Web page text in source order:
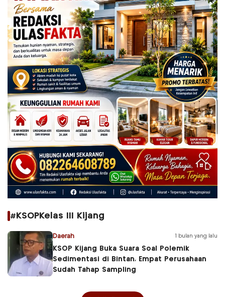
#KSOPKelas III Kijang
Daerah 1 bulan yang lalu
KSOP Kijang Buka Suara Soal Polemik
Sedimentasi di Bintan, Empat Perusahaan
Sudah Tahap Sampling